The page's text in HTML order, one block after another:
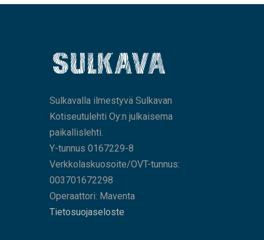
Sulkavalla ilmestyvä Sulkavan
Kotiseutulehti Oy:n julkaisema
paikallislehti.
Y-tunnus 0167229-8
Verkkolaskuosoite/OVT-tunnus:
003701672298
Operaattori: Maventa
Tietosuojaseloste